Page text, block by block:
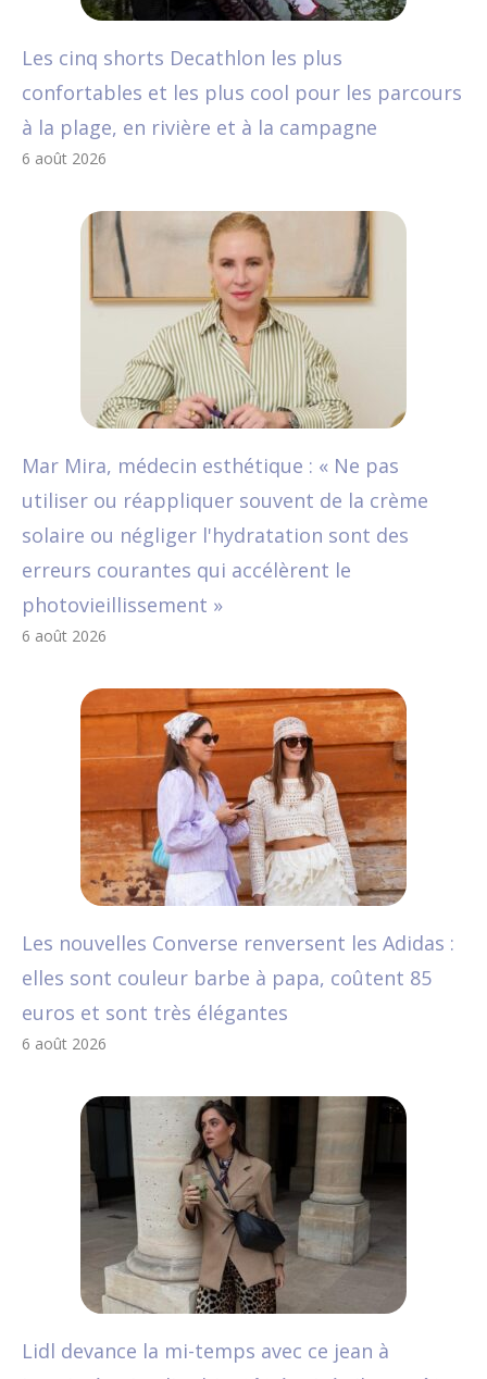
Les cinq shorts Decathlon les plus
confortables et les plus cool pour les parcours
à la plage, en rivière et à la campagne
6 août 2026
Mar Mira, médecin esthétique : « Ne pas
utiliser ou réappliquer souvent de la crème
solaire ou négliger l'hydratation sont des
erreurs courantes qui accélèrent le
photovieillissement »
6 août 2026
Les nouvelles Converse renversent les Adidas :
elles sont couleur barbe à papa, coûtent 85
euros et sont très élégantes
6 août 2026
Lidl devance la mi-temps avec ce jean à